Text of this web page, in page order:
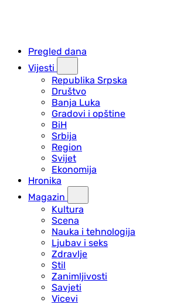
Pregled dana
Vijesti
Republika Srpska
Društvo
Banja Luka
Gradovi i opštine
BiH
Srbija
Region
Svijet
Ekonomija
Hronika
Magazin
Kultura
Scena
Nauka i tehnologija
Ljubav i seks
Zdravlje
Stil
Zanimljivosti
Savjeti
Vicevi